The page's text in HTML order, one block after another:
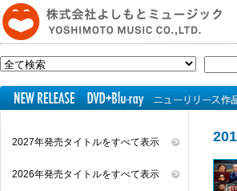
2027年発売タイトルをすべて表示
2026年発売タイトルをすべて表示